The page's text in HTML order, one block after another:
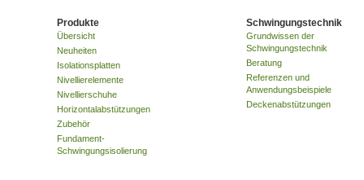
Produkte
Übersicht
Neuheiten
Isolationsplatten
Nivellierelemente
Nivellierschuhe
Horizontalabstützungen
Zubehör
Fundament-
Schwingungsisolierung
Schwingungstechnik
Grundwissen der
Schwingungstechnik
Beratung
Referenzen und
Anwendungsbeispiele
Deckenabstützungen